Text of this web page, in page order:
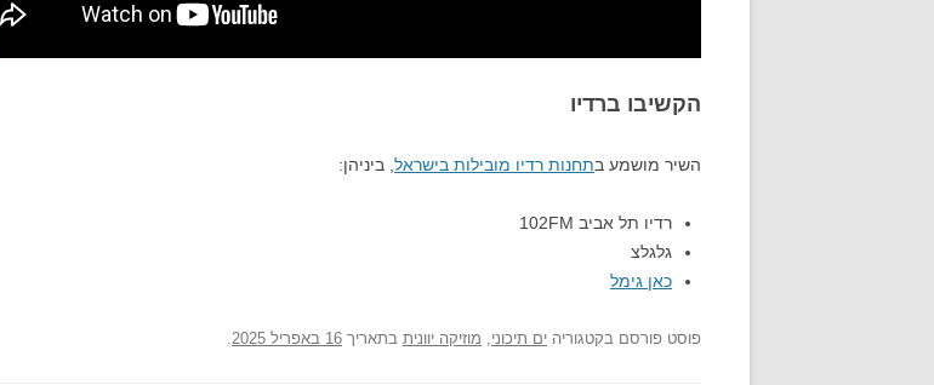
הקשיבו ברדיו
השיר מושמע בתחנות רדיו מובילות בישראל , ביניהן:
רדיו תל אביב 102FM
גלגלצ
כאן גימל
פוסט פורסם בקטגוריה ים תיכוני מוזיקה יוונית בתאריך 16 באפריל 2025